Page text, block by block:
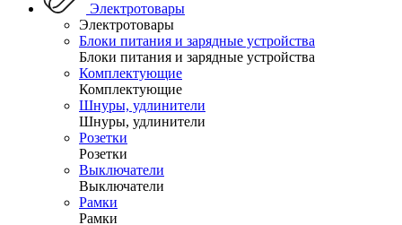
Электротовары
Электротовары
Блоки питания и зарядные устройства
Блоки питания и зарядные устройства
Комплектующие
Комплектующие
Шнуры, удлинители
Шнуры, удлинители
Розетки
Розетки
Выключатели
Выключатели
Рамки
Рамки